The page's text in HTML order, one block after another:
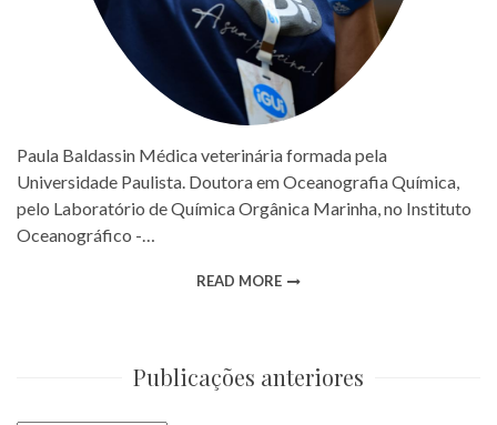
Paula Baldassin Médica veterinária formada pela
Universidade Paulista. Doutora em Oceanografia Química,
pelo Laboratório de Química Orgânica Marinha, no Instituto
Oceanográfico -…
READ MORE
Publicações anteriores